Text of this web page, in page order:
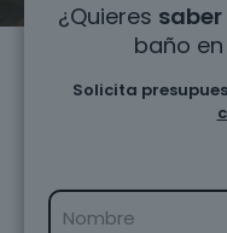
¿Quieres saber
baño
Solicita